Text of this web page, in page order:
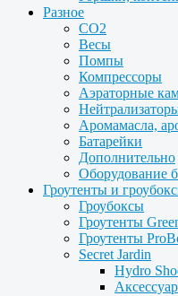
Разное
CO2
Весы
Помпы
Компрессоры
Аэраторные
Аромамасла,
Батарейки
Дополнительно
Оборудование
Гроутенты и
Гроубоксы
Гроутенты
Гроутенты
Secret Jardin
Hydro